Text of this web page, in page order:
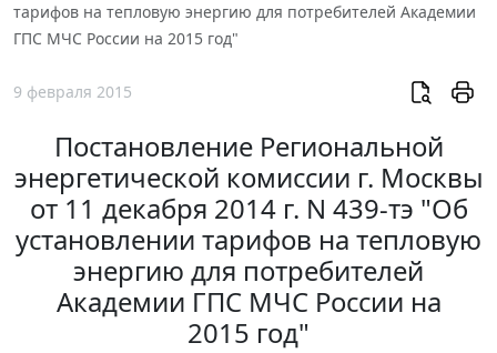
тарифов на тепловую энергию для потребителей Академии
ГПС МЧС России на 2015 год"
9 февраля 2015
Постановление Региональной
энергетической комиссии г. Москвы
от 11 декабря 2014 г. N 439-тэ "Об
установлении тарифов на тепловую
энергию для потребителей
Академии ГПС МЧС России на
2015 год"